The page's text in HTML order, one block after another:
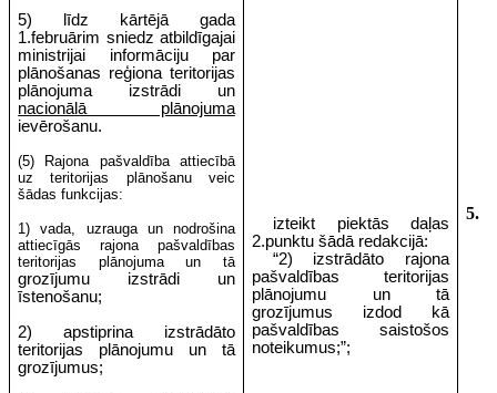
5) līdz kārtējā gada
1.februārim sniedz atbildīgajai
ministrijai informāciju par
plānošanas reģiona teritorijas
plānojuma izstrādi un
nacionālā plānojuma
ievērošanu.
(5) Rajona pašvaldība attiecībā
uz teritorijas plānošanu veic
šādas funkcijas:
1) vada, uzrauga un nodrošina
attiecīgās rajona pašvaldības
teritorijas plānojuma un tā
grozījumu izstrādi un
īstenošanu;
2) apstiprina izstrādāto
teritorijas plānojumu un tā
grozījumus;
izteikt piektās daļas
2.punktu šādā redakcijā:
“2) izstrādāto rajona
pašvaldības teritorijas
plānojumu un tā
grozījumus izdod kā
pašvaldības saistošos
noteikumus;”;
5.